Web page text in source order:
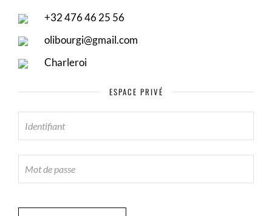
+32 476 46 25 56
olibourgi@gmail.com
Charleroi
ESPACE PRIVÉ